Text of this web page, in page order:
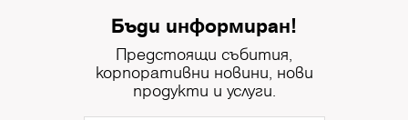
Бъди информиран!
Предстоящи събития,
корпоративни новини, нови
продукти и услуги.